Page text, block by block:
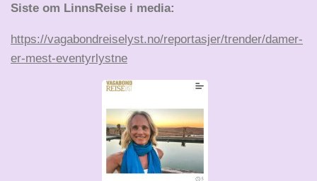
Siste om LinnsReise i media:
https://vagabondreiselyst.no/reportasjer/trender/damer-
er-mest-eventyrlystne